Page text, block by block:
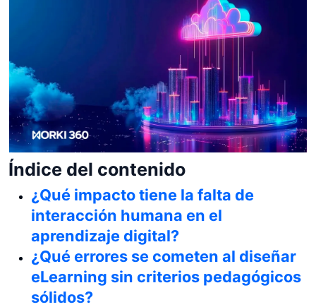
Índice del contenido
¿Qué impacto tiene la falta de
interacción humana en el
aprendizaje digital?
¿Qué errores se cometen al diseñar
eLearning sin criterios pedagógicos
sólidos?